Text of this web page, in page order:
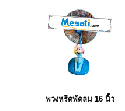
พวงหรีดพัดลม 16 นิ้ว